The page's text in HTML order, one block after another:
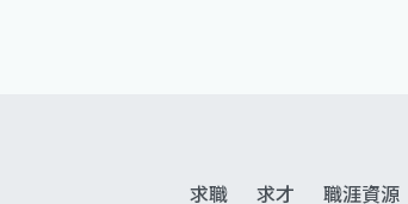
求職 求才 職涯資源